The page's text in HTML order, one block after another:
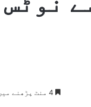
4 منٹ پڑھنے میں